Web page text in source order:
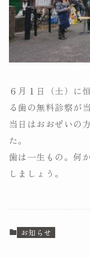
６月１日（土）に
る歯の無料診察が
当日はおおぜいの
た。
歯は一生もの。何
しましょう。
お知らせ